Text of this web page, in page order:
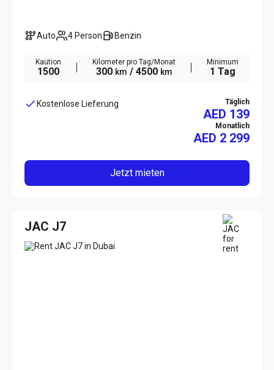
Auto 4 Person Benzin
Kaution
1500
Kilometer pro Tag/Monat
300 km / 4500 km
Minimum
1 Tag
Kostenlose Lieferung Täglich
AED 139
Monatlich
AED 2 299
Jetzt mieten
JAC J7